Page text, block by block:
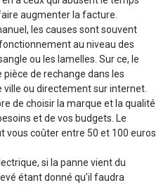
augmenter la facture.
les causes sont souvent
au niveau des
ou les lamelles. Sur ce, le
de rechange dans les
ou directement sur internet.
de choisir la marque et la qualité
et de vos budgets. Le
vous coûter entre 50 et 100 euros
si la panne vient du
étant donné qu’il faudra